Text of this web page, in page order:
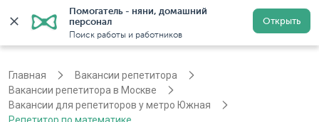
Помогатель - няни, домашний
персонал
Поиск работы и работников
Открыть
Регистрация
Главная
Вакансии репетитора
Вакансии репетитора в Москве
Вакансии для репетиторов у метро Южная